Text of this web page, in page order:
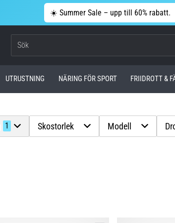
☀️ Summer Sale – upp till 60% rabatt.
UTRUSTNING NÄRING FÖR SPORT FRIIDROTT &
1 Skostorlek Modell